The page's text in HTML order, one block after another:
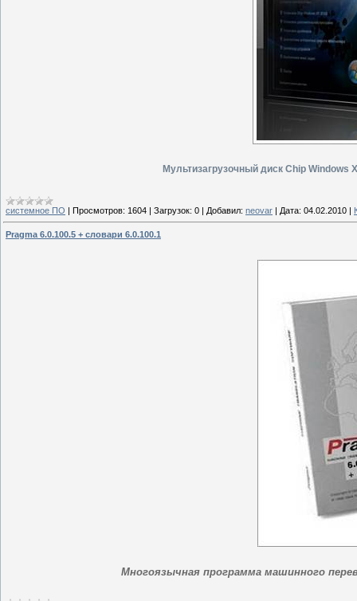
Мультизагрузочный диск Chip Windows
системное ПО | Просмотров: 1604 | Загрузок: 0 | Добавил: neovar | Дата: 04.02.2010 |
Pragma 6.0.100.5 + словари 6.0.100.1
Многоязычная программа машинного